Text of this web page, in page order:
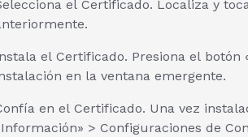
el Certificado. Localiza y
el Certificado. Presiona el
en la ventana emergente.
en el Certificado. Una vez
> Configuraciones de